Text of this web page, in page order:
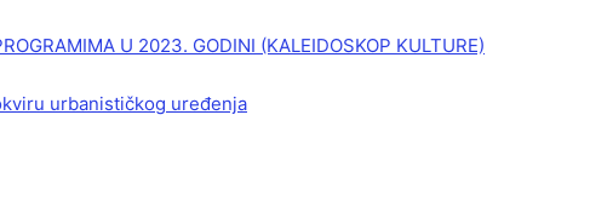
U 2023. GODINI (KALEIDOSKOP KULTURE)
urbanističkog uređenja